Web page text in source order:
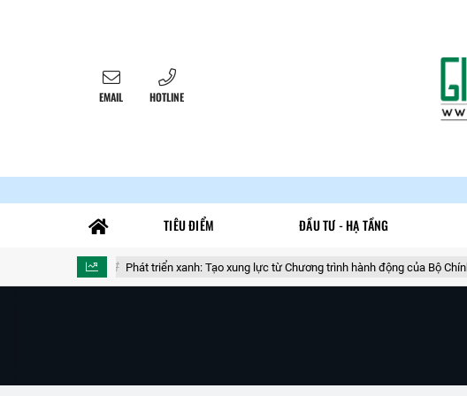
EMAIL HOTLINE
TIÊU ĐIỂM ĐẦU TƯ - HẠ TẦNG
Phát triển xanh: Tạo xung lực từ Chương trình hành động của Bộ Chính trị